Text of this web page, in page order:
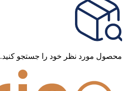
محصول مورد نظر خود را جستجو کنید.